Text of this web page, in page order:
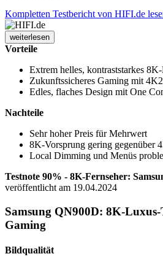
Kompletten Testbericht von HIFI.de
weiterlesen
Vorteile
Extrem helles, kontraststarkes
Zukunftssicheres Gaming mit
Edles, flaches Design mit One
Nachteile
Sehr hoher Preis für Mehrwert
8K-Vorsprung gering gegenüber
Local Dimming und Menüs
Testnote 90% - 8K-Fernseher:
veröffentlicht am 19.04.2024
Samsung QN900D: 8K-
Gaming
Bildqualität